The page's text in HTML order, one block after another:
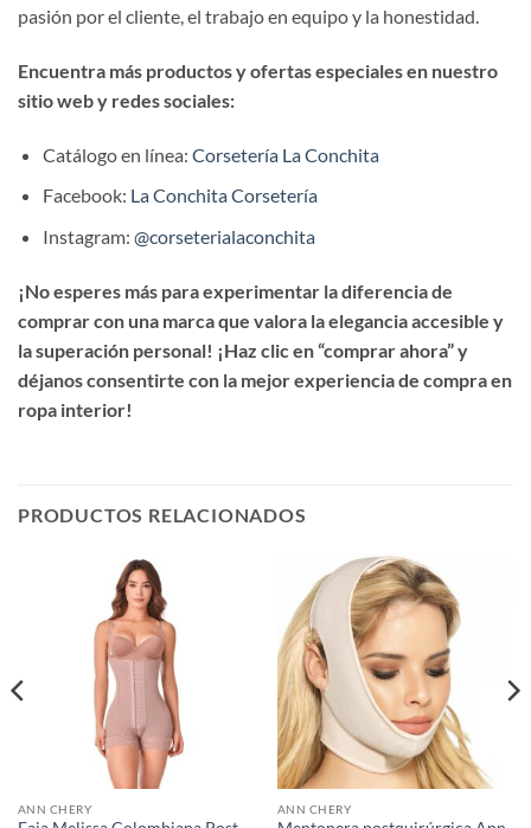
pasión por el cliente, el trabajo en equipo y la honestidad.
Encuentra más productos y ofertas especiales en nuestro
sitio web y redes sociales:
Catálogo en línea: Corsetería La Conchita
Facebook: La Conchita Corsetería
Instagram: @corseterialaconchita
¡No esperes más para experimentar la diferencia de
comprar con una marca que valora la elegancia accesible y
la superación personal! ¡Haz clic en “comprar ahora” y
déjanos consentirte con la mejor experiencia de compra en
ropa interior!
PRODUCTOS RELACIONADOS
ANN CHERY ANN CHERY